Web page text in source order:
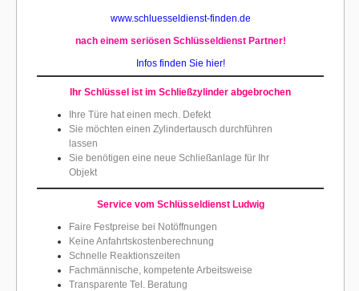
www.schluesseldienst-finden.de
nach einem seriösen Schlüsseldienst Partner!
Infos finden Sie hier!
Ihr Schlüssel ist im Schließzylinder abgebrochen
Ihre Türe hat einen mech. Defekt
Sie möchten einen Zylindertausch durchführen
lassen
Sie benötigen eine neue Schließanlage für Ihr
Objekt
Service vom Schlüsseldienst Ludwig
Faire Festpreise bei Notöffnungen
Keine Anfahrtskostenberechnung
Schnelle Reaktionszeiten
Fachmännische, kompetente Arbeitsweise
Transparente Tel. Beratung